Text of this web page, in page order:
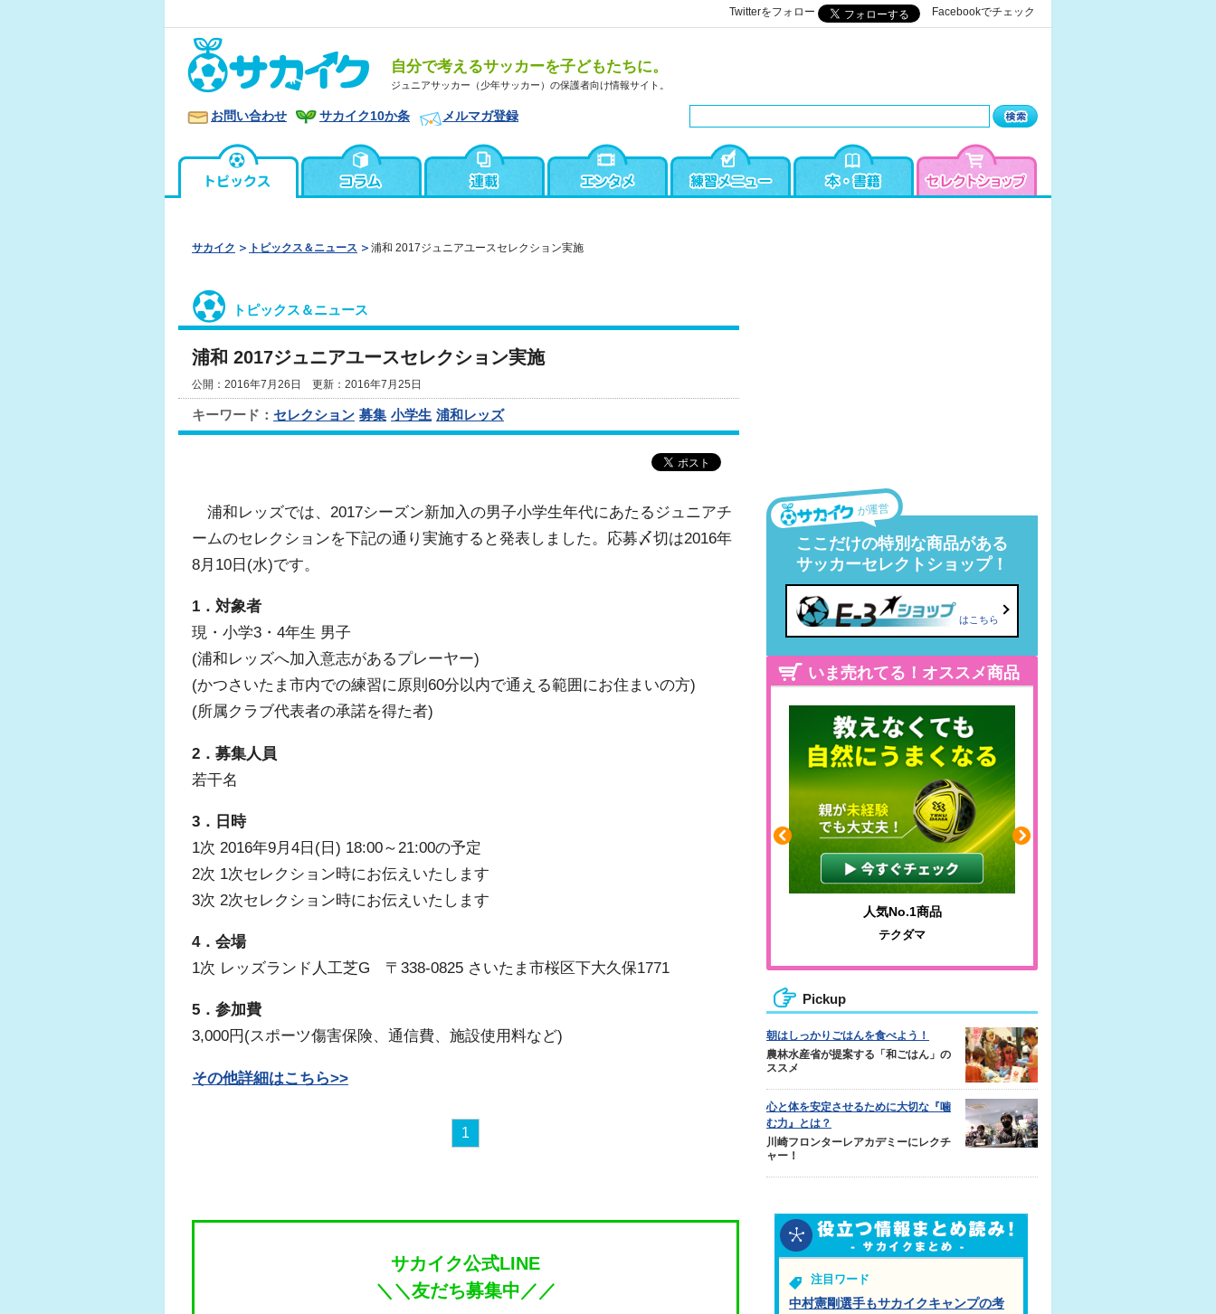
Twitterをフォロー Facebookでチェック
自分で考えるサッカーを子どもたちに。
ジュニアサッカー（少年サッカー）の保護者向け情報サイト。
お問い合わせ サカイク10か条 メルマガ登録
サカイク トピックス＆ニュース 浦和 2017ジュニアユースセレクション実施
トピックス＆ニュース
浦和 2017ジュニアユースセレクション実施
公開：2016年7月26日 更新：2016年7月25日
キーワード： セレクション 募集 小学生 浦和レッズ
浦和レッズでは、2017シーズン新加入の男子小学生年代にあたるジュニアチ
ームのセレクションを下記の通り実施すると発表しました。応募〆切は2016年
8月10日(水)です。
1．対象者
現・小学3・4年生 男子
(浦和レッズへ加入意志があるプレーヤー)
(かつさいたま市内での練習に原則60分以内で通える範囲にお住まいの方)
(所属クラブ代表者の承諾を得た者)
2．募集人員
若干名
3．日時
1次 2016年9月4日(日) 18:00～21:00の予定
2次 1次セレクション時にお伝えいたします
3次 2次セレクション時にお伝えいたします
4．会場
1次 レッズランド人工芝G 〒338-0825 さいたま市桜区下大久保1771
5．参加費
3,000円(スポーツ傷害保険、通信費、施設使用料など)
その他詳細はこちら>>
1
サカイク公式LINE
＼＼友だち募集中／／
が運営
ここだけの特別な商品がある
サッカーセレクトショップ！
はこちら
いま売れてる！オススメ商品
人気No.1商品
テクダマ
Pickup
朝はしっかりごはんを食べよう！
農林水産省が提案する「和ごはん」の
ススメ
心と体を安定させるために大切な『噛
む力』とは？
川崎フロンターレアカデミーにレクチ
ャー！
注目ワード
中村憲剛選手もサカイクキャンプの考